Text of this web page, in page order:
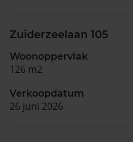
Zuiderzeelaan 105
Woonoppervlak
126 m2
Verkoopdatum
26 juni 2026